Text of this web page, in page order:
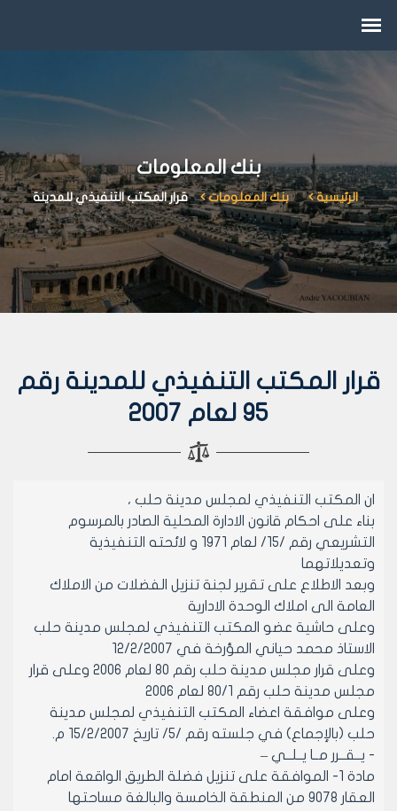
بنك المعلومات
الرئيسية بنك المعلومات قرار المكتب التنفيذي للمدينة
قرار المكتب التنفيذي للمدينة رقم
95 لعام 2007
ان المكتب التنفيذي لمجلس مدينة حلب ،
بناء على احكام قانون الادارة المحلية الصادر بالمرسوم
التشريعي رقم /15/ لعام 1971 و لائحته التنفيذية
وتعديلاتهما
وبعد الاطلاع على تقرير لجنة تنزيل الفضلات من الاملاك
العامة الى املاك الوحدة الادارية
وعلى حاشية عضو المكتب التنفيذي لمجلس مدينة حلب
الاستاذ محمد حياني المؤرخة في 12/2/2007
وعلى قرار مجلس مدينة حلب رقم 80 لعام 2006 وعلى قرار
مجلس مدينة حلب رقم 80/1 لعام 2006
وعلى موافقة اعضاء المكتب التنفيذي لمجلس مدينة
حلب (بالإجماع) في جلسته رقم /5/ تاريخ 15/2/2007 م.
- يــقــرر مــا يــلــي –
مادة 1- الموافقة على تنزيل فضلة الطريق الواقعة امام
العقار 9078 من المنطقة الخامسة والبالغة مساحتها